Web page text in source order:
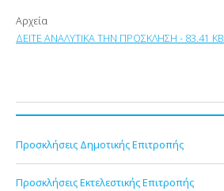
Αρχεία
ΔΕΙΤΕ ΑΝΑΛΥΤΙΚΑ ΤΗΝ ΠΡΟΣΚΛΗΣΗ - 83.41 KB
Προσκλήσεις Δημοτικής Επιτροπής
Προσκλήσεις Εκτελεστικής Επιτροπής